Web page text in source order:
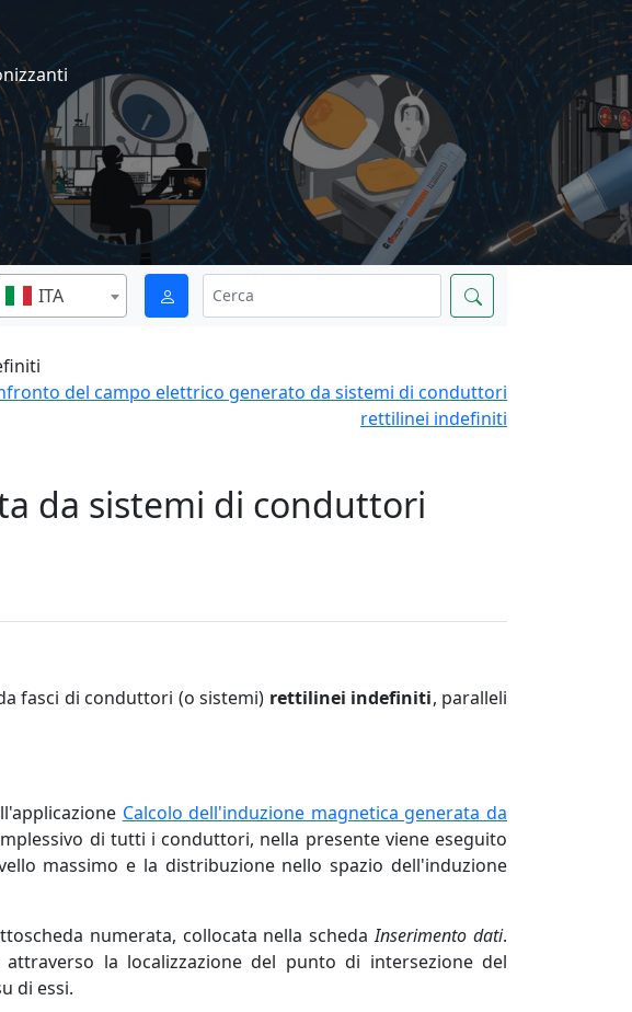
ITA
del campo elettrico generato da sistemi di conduttori
rettilinei indefiniti
da sistemi di conduttori
fasci di conduttori (o sistemi) rettilinei indefiniti, paralleli
Calcolo dell'induzione magnetica generata da
di tutti i conduttori, nella presente viene eseguito
massimo e la distribuzione nello spazio dell'induzione
numerata, collocata nella schedaInserimento dati.
la localizzazione del punto di intersezione del
di essi.